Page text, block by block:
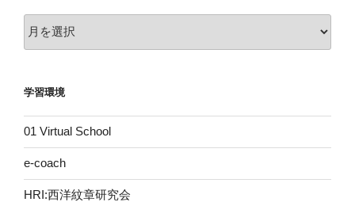
ー
ブ
学習環境
01 Virtual School
e-coach
HRI:西洋紋章研究会